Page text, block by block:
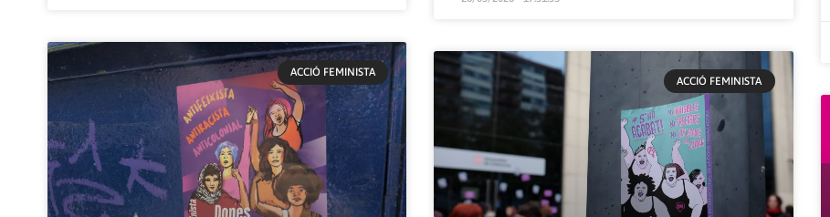
ACCIÓ FEMINISTA
ACCIÓ FEMINISTA